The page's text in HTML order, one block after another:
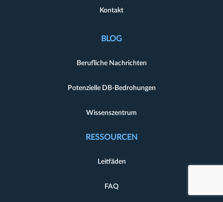
Kontakt
BLOG
Berufliche Nachrichten
Potenzielle DB-Bedrohungen
Wissenszentrum
RESSOURCEN
Leitfäden
FAQ